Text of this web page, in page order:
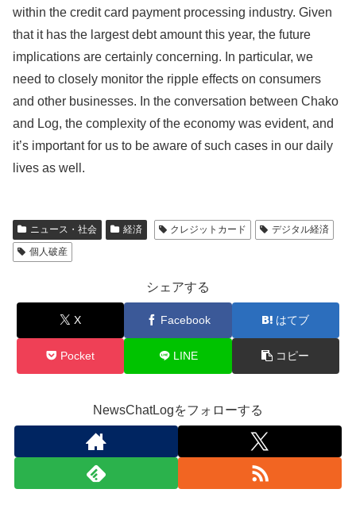
within the credit card payment processing industry. Given
that it has the largest debt amount this year, the future
implications are certainly concerning. In particular, we
need to closely monitor the ripple effects on consumers
and other businesses. In the conversation between Chako
and Log, the complexity of the economy was evident, and
it’s important for us to be aware of such cases in our daily
lives as well.
ニュース・社会 経済 クレジットカード
デジタル経済
個人破産
シェアする
X Facebook はてブ
Pocket LINE コピー
NewsChatLogをフォローする